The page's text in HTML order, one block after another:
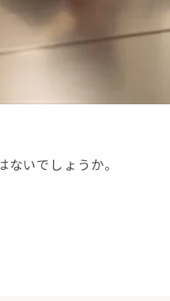
いでしょうか。